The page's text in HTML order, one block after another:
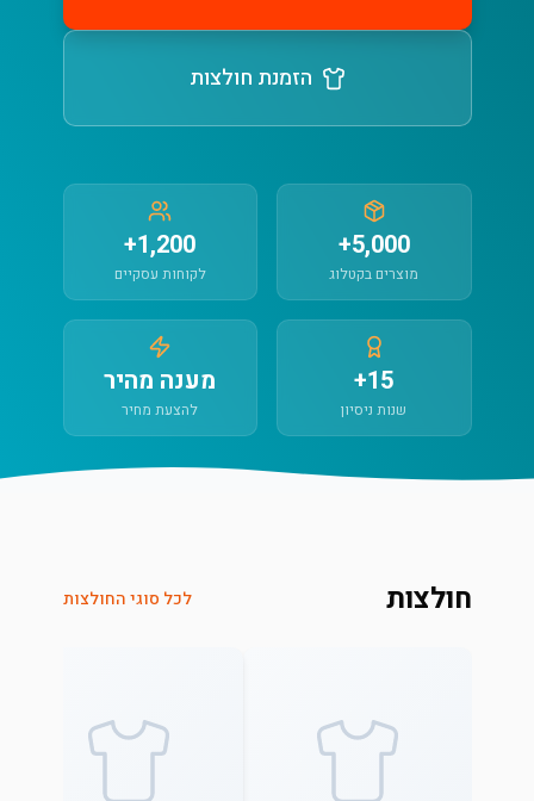
הזמנת חולצות
5,000+
מוצרים בקטלוג
1,200+
לקוחות עסקיים
15+
שנות ניסיון
מענה מהיר
להצעת מחיר
חולצות לכל סוגי החולצות